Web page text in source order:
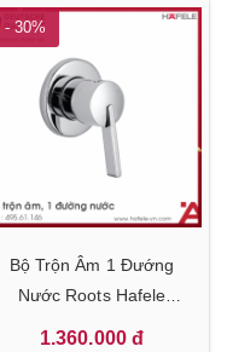
- 30%
Bộ Trộn Âm 1 Đướng
Nước Roots Hafele
495.61.146
1.360.000 đ